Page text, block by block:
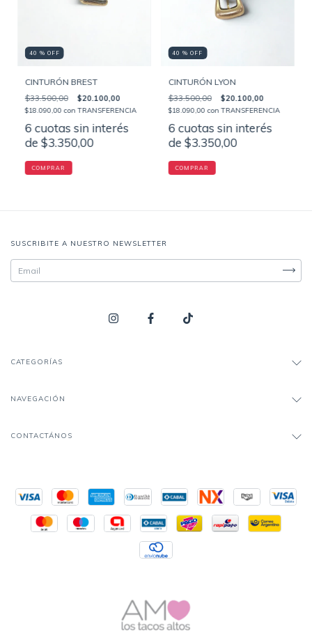
40 % OFF
CINTURÓN BREST
$33.500,00 $20.100,00
$18.090,00con TRANSFERENCIA
6 cuotas sin interés
de $3.350,00
COMPRAR
40 % OFF
CINTURÓN LYON
$33.500,00 $20.100,00
$18.090,00con TRANSFERENCIA
6 cuotas sin interés
de $3.350,00
COMPRAR
SUSCRIBITE A NUESTRO NEWSLETTER
CATEGORÍAS
NAVEGACIÓN
CONTACTÁNOS